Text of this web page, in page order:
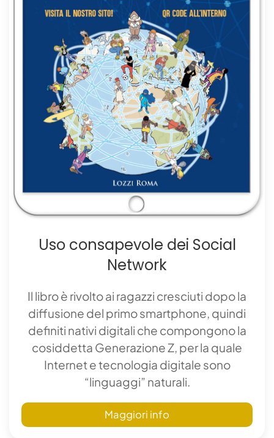
Uso consapevole dei Social
Network
Il libro è rivolto ai ragazzi cresciuti dopo la
diffusione del primo smartphone, quindi
definiti nativi digitali che compongono la
cosiddetta Generazione Z, per la quale
Internet e tecnologia digitale sono
“linguaggi” naturali.
Maggiori info